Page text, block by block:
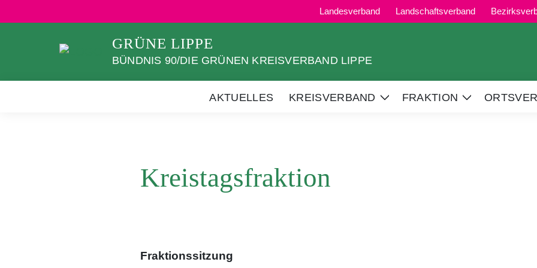
zum
Landesverband Landschaftsverband
GRÜNE LIPPE
BÜNDNIS 90/DIE GRÜNEN KREISVERBAND LIPPE
AKTUELLES KREISVERBAND
Zeige
FRAKTION
Zeige
Kreistagsfraktion
Fraktionssitzung